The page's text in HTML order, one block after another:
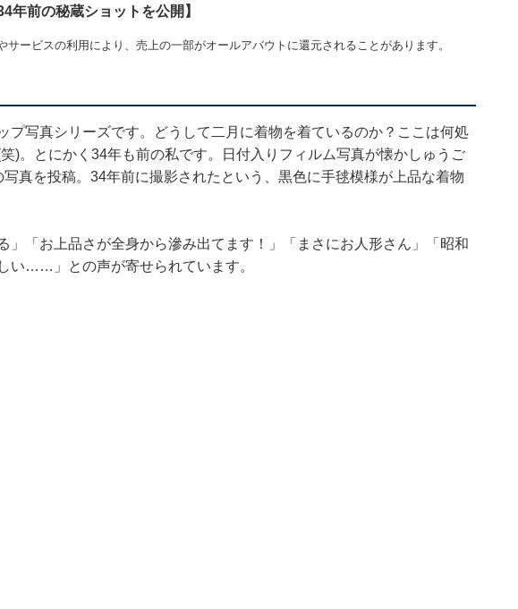
年前の秘蔵ショットを公開】
ービスの利用により、売上の一部がオールアバウトに還元されることがあります。
プ写真シリーズです。どうして二月に着物を着ているのか？ここは何処
)。とにかく34年も前の私です。日付入りフィルム写真が懐かしゅうご
真を投稿。34年前に撮影されたという、黒色に手毬模様が上品な着物
」「お上品さが全身から滲み出てます！」「まさにお人形さん」「昭和
い……」との声が寄せられています。